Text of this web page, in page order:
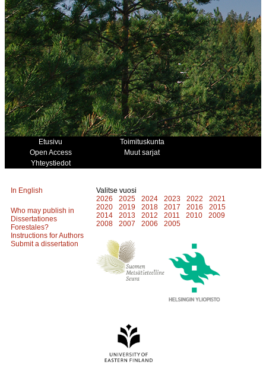
Etusivu
Toimituskunta
Open Access
Muut sarjat
Yhteystiedot
In English
Who may publish in
Dissertationes
Forestales?
Instructions for Authors
Submit a dissertation
Valitse vuosi
2026
2025 2024 2023 2022
2021
2020
2019 2018 2017 2016
2015
2014
2013 2012 2011 2010
2009
2008
2007 2006 2005